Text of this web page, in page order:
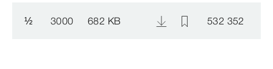
½ 3000 682 KB 532 352